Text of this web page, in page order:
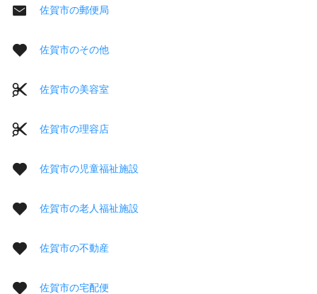
佐賀市の郵便局
佐賀市のその他
佐賀市の美容室
佐賀市の理容店
佐賀市の児童福祉施設
佐賀市の老人福祉施設
佐賀市の不動産
佐賀市の宅配便